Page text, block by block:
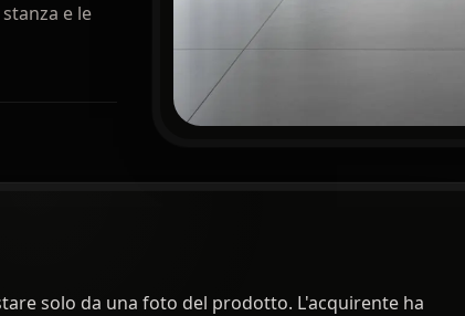
e le
solo da una foto del prodotto. L'acquirente ha